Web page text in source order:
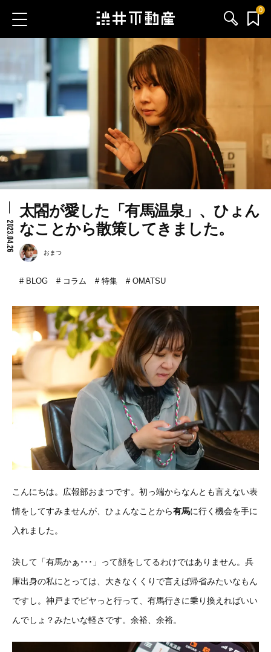
0
お問い合わせ
サービス内容
渋井不動産のメンバー
会社情報
2023.04.26
太閤が愛した「有馬温泉」、ひょん
なことから散策してきました。
おまつ
BLOG コラム 特集 OMATSU
こんにちは。広報部おまつです。初っ端からなんとも言えない表
情をしてすみませんが、ひょんなことから有馬に行く機会を手に
入れました。
決して「有馬かぁ･･･」って顔をしてるわけではありません。兵
庫出身の私にとっては、大きなくくりで言えば帰省みたいなもん
ですし。神戸までピヤっと行って、有馬行きに乗り換えればいい
んでしょ？みたいな軽さです。余裕、余裕。